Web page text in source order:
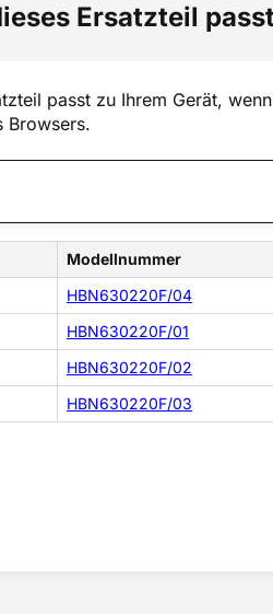
Ersatzteil
passt zu Ihrem Gerät,
Browsers.
Modellnummer
HBN630220F/04
HBN630220F/01
HBN630220F/02
HBN630220F/03